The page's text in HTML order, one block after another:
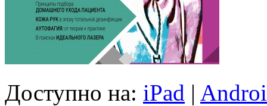
Доступно на: iPad |